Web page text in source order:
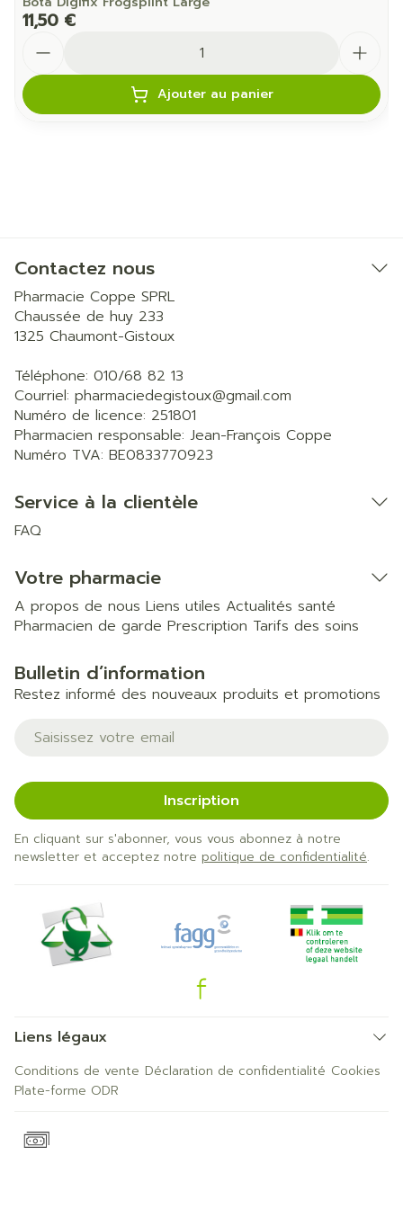
11,50 €
Ajouter au panier
Contactez nous
Pharmacie Coppe SPRL
Chaussée de huy 233
1325 Chaumont-Gistoux
Téléphone: 010/68 82 13
Courriel: pharmaciedegistoux@gmail.com
Numéro de licence: 251801
Pharmacien responsable: Jean-François Coppe
Numéro TVA: BE0833770923
Service à la clientèle
FAQ
Votre pharmacie
A propos de nous Liens utiles Actualités santé
Pharmacien de garde Prescription Tarifs des soins
Bulletin d’information
Restez informé des nouveaux produits et promotions
Adresse mail
Inscription
En cliquant sur s'abonner, vous vous abonnez à notre
newsletter et acceptez notre politique de confidentialité.
Liens légaux
Conditions de vente Déclaration de confidentialité Cookies
Plate-forme ODR